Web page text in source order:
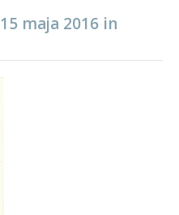
15 maja 2016 in